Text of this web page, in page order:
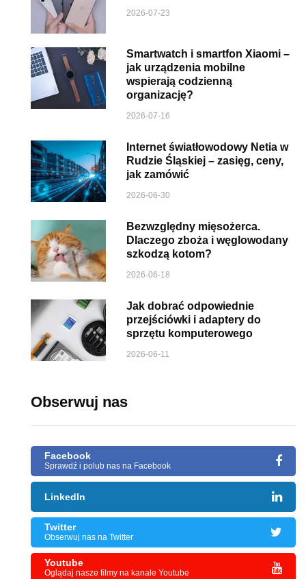
2026-07-23
Smartwatch i smartfon Xiaomi –
jak urządzenia mobilne
wspierają codzienną
organizację?
2026-07-16
Internet światłowodowy Netia w
Rudzie Śląskiej – zasięg, ceny,
jak zamówić
2026-06-30
Bezwzględny mięsożerca.
Dlaczego zboża i węglowodany
szkodzą kotom?
2026-06-18
Jak dobrać odpowiednie
przejściówki i adaptery do
sprzętu komputerowego
2026-06-11
Obserwuj nas
Facebook
Sprawdź i polub nas na Facebook
LinkedIn
Twitter
Obserwuj nas na Twitter
Youtube
Oglądaj nasze filmy na kanale Youtube